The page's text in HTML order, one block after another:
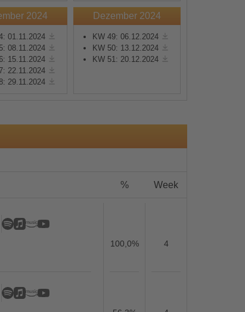
2024
01.11.2024
08.11.2024
15.11.2024
22.11.2024
29.11.2024
Dezember 2024
KW 49: 06.12.2024
KW 50: 13.12.2024
KW 51: 20.12.2024
% Week
100,0% 4